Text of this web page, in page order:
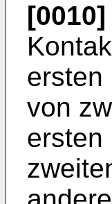
[0010]
ersten
von
ersten